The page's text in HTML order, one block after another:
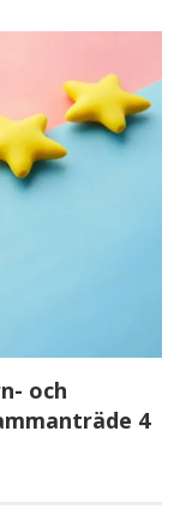
och
4